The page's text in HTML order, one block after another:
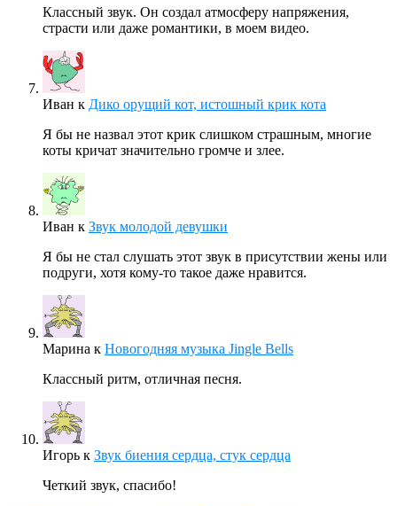
Классный звук. Он создал атмосферу напряжения,
страсти или даже романтики, в моем видео.
Иван к Дико орущий кот, истошный крик кота
Я бы не назвал этот крик слишком страшным, многие
коты кричат значительно громче и злее.
Иван к Звук молодой девушки
Я бы не стал слушать этот звук в присутствии жены или
подруги, хотя кому-то такое даже нравится.
Марина к Новогодняя музыка Jingle Bells
Классный ритм, отличная песня.
Игорь к Звук биения сердца, стук сердца
Четкий звук, спасибо!